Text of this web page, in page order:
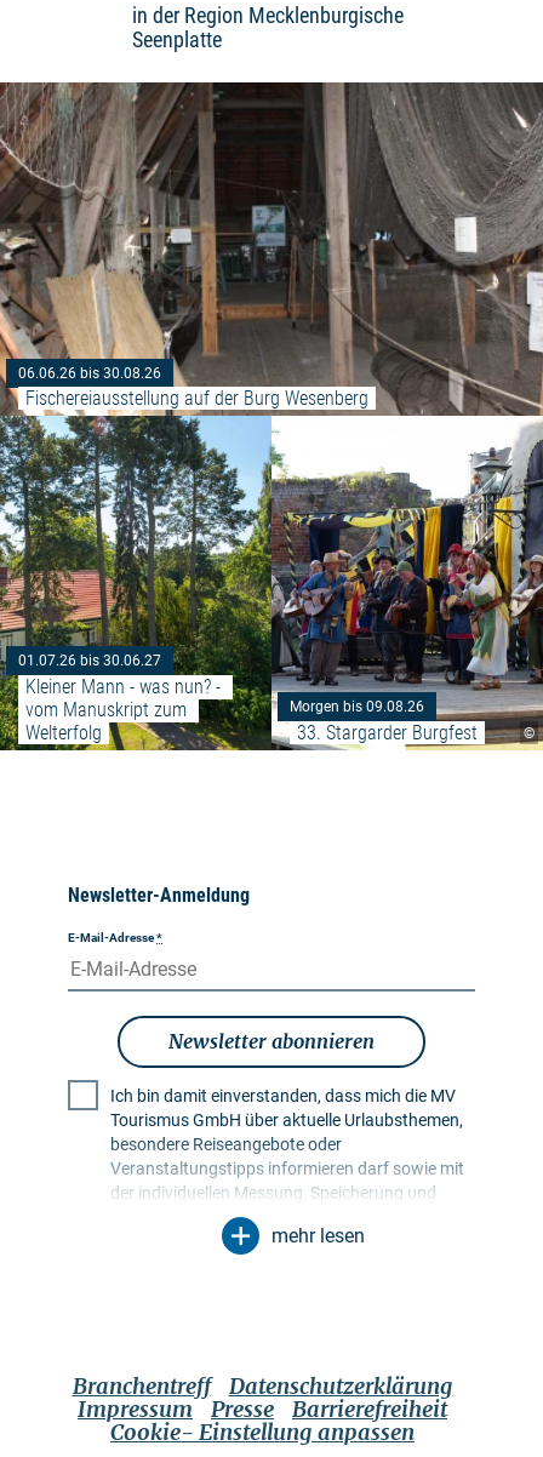
in der Region Mecklenburgische
Seenplatte
06.06.26 bis 30.08.26
Fischereiausstellung auf der Burg Wesenberg
01.07.26 bis 30.06.27
Kleiner Mann - was nun? -
vom Manuskript zum
Welterfolg
Weiterlesen: "Kleiner Mann -
©
Morgen bis 09.08.26
33. Stargarder Burgfest
Newsletter-Anmeldung
E-Mail-Adresse*
Newsletter abonnieren
Ich bin damit einverstanden, dass mich die MV
Tourismus GmbH über aktuelle Urlaubsthemen,
besondere Reiseangebote oder
Veranstaltungstipps informieren darf sowie mit
der individuellen Messung, Speicherung und
Auswertung von Öffnungs- und Klickraten in
Empfängerprofilen zu Zwecken der Gestaltung
widerrufen kann. Dies kann ich über einen
Abmeldelink im jeweiligen Newsletter tun oder
über die im Impressum genannten
mehr lesen
Branchentreff
Datenschutzerklärung
Impressum
Presse
Barrierefreiheit
Cookie- Einstellung anpassen